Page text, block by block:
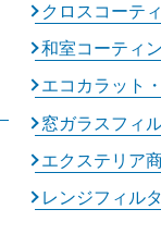
クロスコーテ
和室コーティ
エコカラット
窓ガラスフィ
エクステリア
レンジフィル